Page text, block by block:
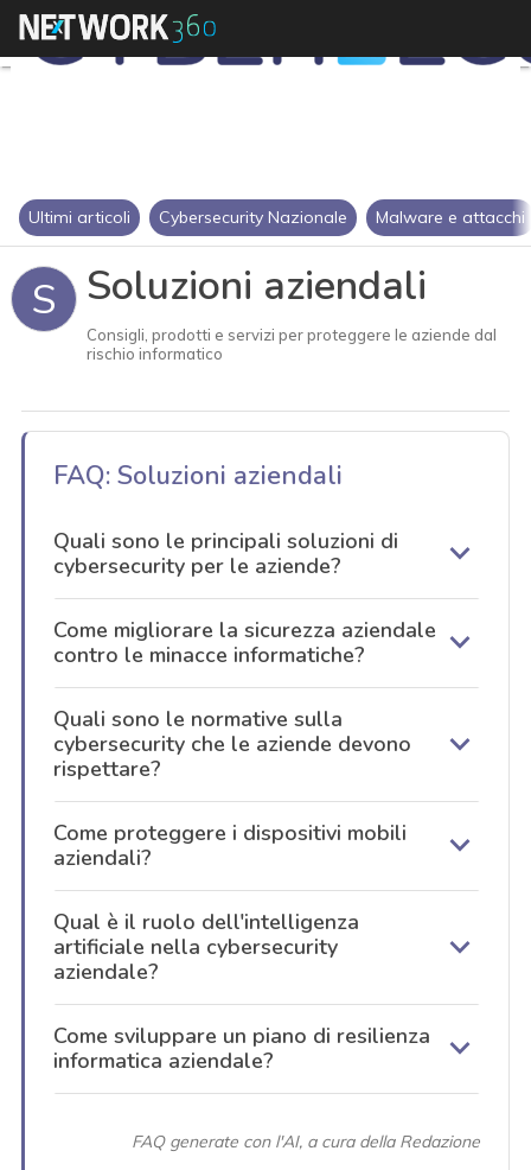
Ultimi articoli Cybersecurity Nazionale Malware e attacchi
S Soluzioni aziendali
Consigli, prodotti e servizi per proteggere le aziende dal
rischio informatico
FAQ: Soluzioni aziendali
Quali sono le principali soluzioni di
cybersecurity per le aziende?
Come migliorare la sicurezza aziendale
contro le minacce informatiche?
Quali sono le normative sulla
cybersecurity che le aziende devono
rispettare?
Come proteggere i dispositivi mobili
aziendali?
Qual è il ruolo dell'intelligenza
artificiale nella cybersecurity
aziendale?
Come sviluppare un piano di resilienza
informatica aziendale?
FAQ generate con l'AI, a cura della Redazione